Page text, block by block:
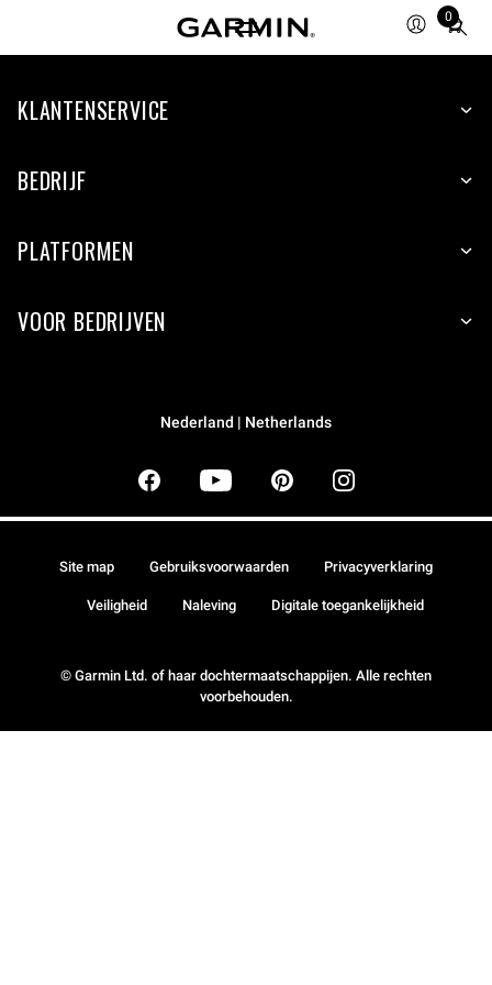
0
Total
items
cart:
KLANTENSERVICE
BEDRIJF
PLATFORMEN
VOOR BEDRIJVEN
Nederland | Netherlands
© Garmin Ltd. of haar dochtermaatschappijen. Alle rechten
voorbehouden.
Site map Gebruiksvoorwaarden Privacyverklaring
Veiligheid Naleving Digitale toegankelijkheid